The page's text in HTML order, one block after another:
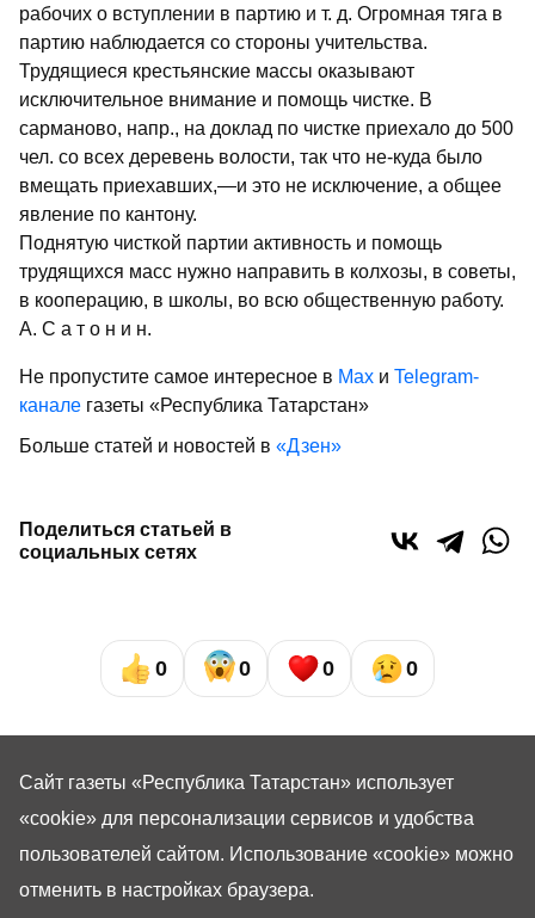
рабочих о вступлении в партию и т. д. Огромная тяга в
партию наблюдается со стороны учительства.
Трудящиеся крестьянские массы оказывают
исключительное внимание и помощь чистке. В
сарманово, напр., на доклад по чистке приехало до 500
чел. со всех деревень волости, так что не-куда было
вмещать приехавших,—и это не исключение, а общее
явление по кантону.
Поднятую чисткой партии активность и помощь
трудящихся масс нужно направить в колхозы, в советы,
в кооперацию, в школы, во всю общественную работу.
А. С а т о н и н.
Не пропустите самое интересное в Max и Telegram-
канале газеты «Республика Татарстан»
Больше статей и новостей в «Дзен»
Поделиться статьей в
социальных сетях
0 0 0 0
Сайт газеты «Республика Татарстан» использует
«cookie» для персонализации сервисов и удобства
пользователей сайтом. Использование «cookie» можно
отменить в настройках браузера.